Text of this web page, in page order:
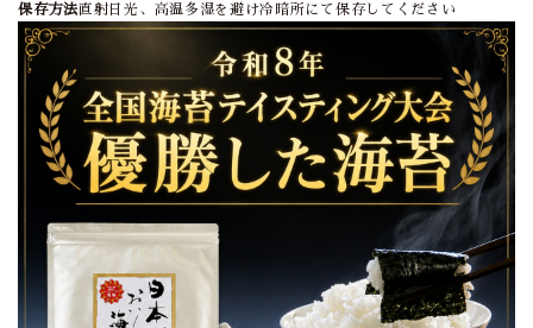
保存方法直射日光、高温多湿を避け冷暗所にて保存してください